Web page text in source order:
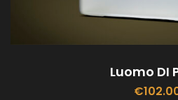
Luomo DI
€